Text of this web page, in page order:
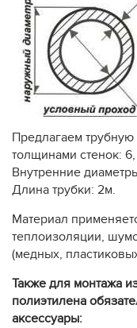
Предлагаем
толщинами стенок:
Внутренние
Длина трубки: 2м.
Материал
теплоизоляции,
(медных,
Также для монтажа
полиэтилена
аксессуары: